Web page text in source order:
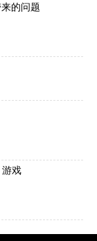
的问题
戏